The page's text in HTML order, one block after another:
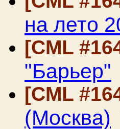
на лето
[CML
"Барьер"
[CML
(Москва)